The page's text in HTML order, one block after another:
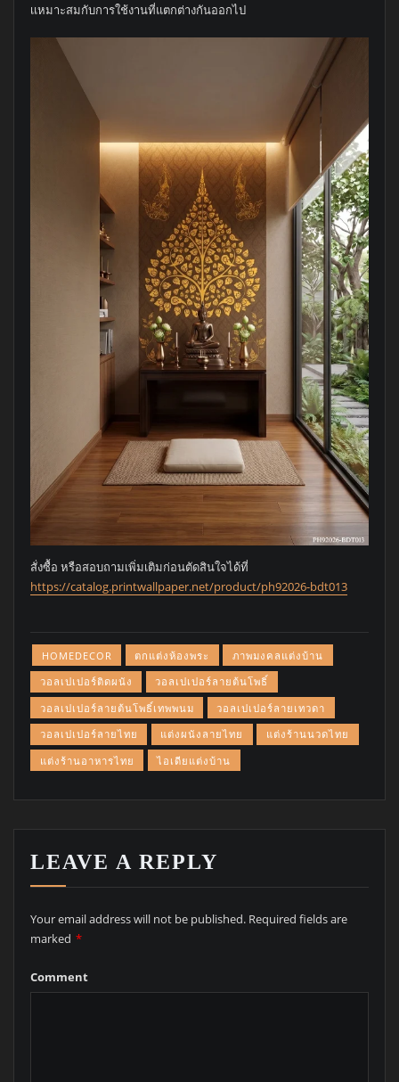
เเหมาะสมกับการใช้งานที่แตกต่างกันออกไป
สั่งซื้อ หรือสอบถามเพิ่มเติมก่อนตัดสินใจได้ที่
https://catalog.printwallpaper.net/product/ph92026-bdt013
HOMEDECOR ตกแต่งห้องพระ
ภาพมงคลแต่งบ้าน
วอลเปเปอร์ติดผนัง
วอลเปเปอร์ลายต้นโพธิ์
วอลเปเปอร์ลายต้นโพธิ์เทพพนม
วอลเปเปอร์ลายเทวดา
วอลเปเปอร์ลายไทย
แต่งผนังลายไทย
แต่งร้านนวดไทย
แต่งร้านอาหารไทย
ไอเดียแต่งบ้าน
LEAVE A REPLY
Your email address will not be published. Required fields are
marked *
Comment